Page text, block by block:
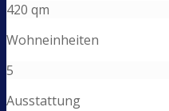
420 qm
Wohneinheiten
5
Ausstattung